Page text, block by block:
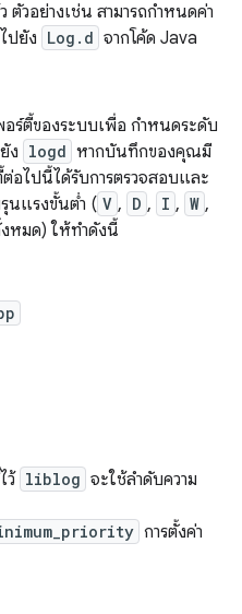
วอย่างเช่น สามารถกำหนดค่า
ปยัง Log.d จากโค้ด Java
ร์ตี้ของระบบเพื่อ กำหนดระดับ
ง logd หากบันทึกของคุณมี
อไปนี้ได้รับการตรวจสอบและ
นแรงขั้นต่ำ ( V , D , I , W ,
หมด) ให้ทำดังนี้
ว้ liblog จะใช้ลำดับความ
การตั้งค่า